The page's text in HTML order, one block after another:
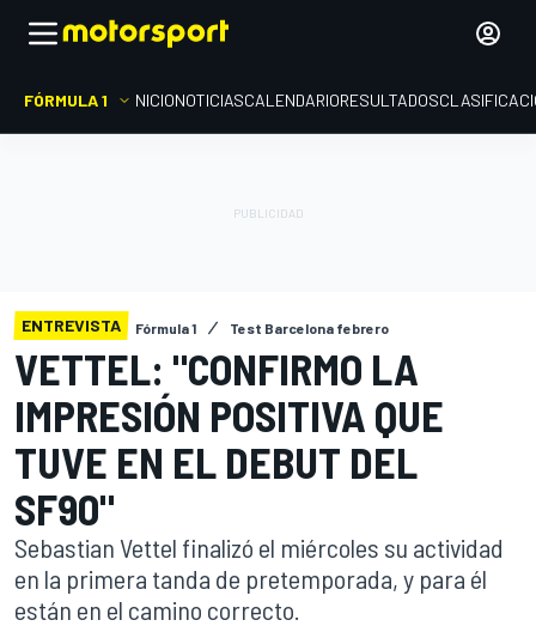
FÓRMULA 1 INICIONOTICIASCALENDARIORESULTADOS
ENTREVISTA Fórmula 1 Test Barcelona febrero
VETTEL: "CONFIRMO LA
IMPRESIÓN POSITIVA QUE
TUVE EN EL DEBUT DEL
SF90"
Sebastian Vettel finalizó el miércoles su actividad
en la primera tanda de pretemporada, y para él
están en el camino correcto.